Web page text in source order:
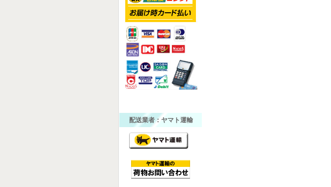
配送業者：ヤマト運輸